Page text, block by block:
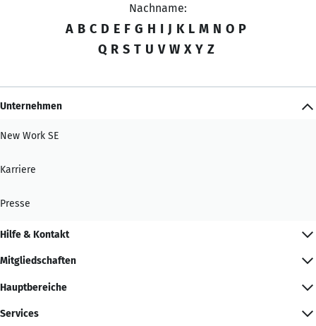
Nachname:
A B C D E F G H I J K L M N O P
Q R S T U V W X Y Z
Unternehmen
New Work SE
Karriere
Presse
Hilfe & Kontakt
Mitgliedschaften
Hauptbereiche
Services